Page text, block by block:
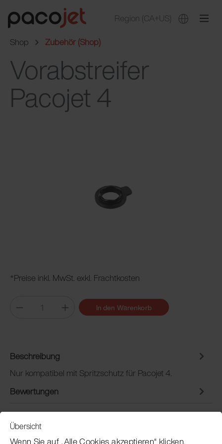
Region (CA+US)
Shop
Zubehör (Shop)
Vorabstreifer
Pacojet 4
*Preise inkl. MwSt. exkl. Frachtkosten
In den Warenkorb
Beschreibung
Nur kompatibel mit Spritzschutz für Pacojet 4.
Bewertungen
Übersicht
Wenn Sie auf „Alle Cookies akzeptieren“ klicken,